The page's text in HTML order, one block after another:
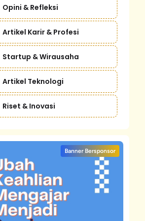
Opini & Refleksi
Artikel Karir & Profesi
Startup & Wirausaha
Artikel Teknologi
Riset & Inovasi
Banner Bersponsor